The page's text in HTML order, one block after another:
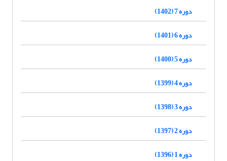
دوره 7 (1402)
دوره 6 (1401)
دوره 5 (1400)
دوره 4 (1399)
دوره 3 (1398)
دوره 2 (1397)
دوره 1 (1396)